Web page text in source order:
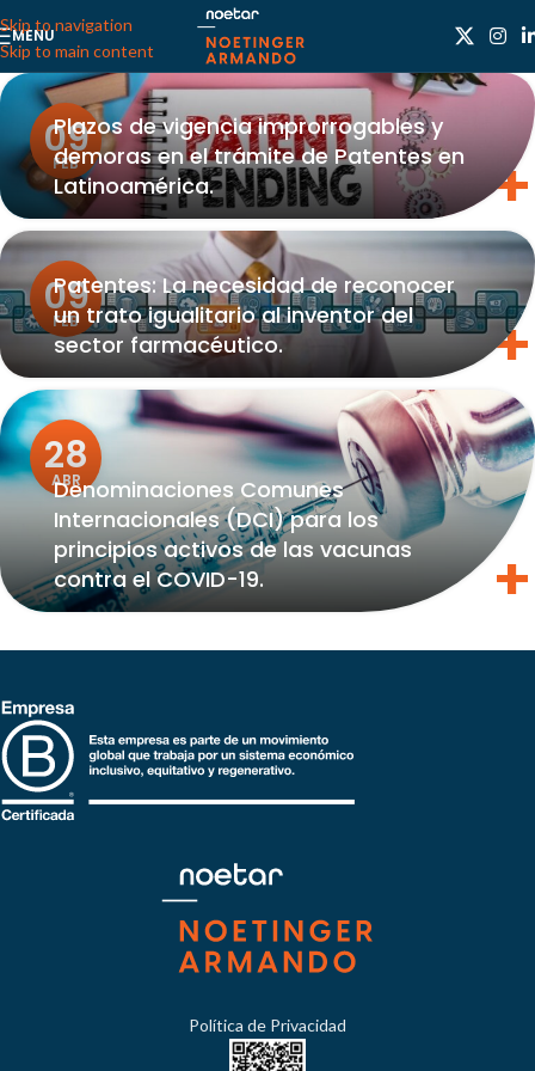
Skip to navigation
Skip to main content
MENU
09
FEB
Plazos de vigencia improrrogables y
demoras en el trámite de Patentes en
Latinoamérica.
09
FEB
Patentes: La necesidad de reconocer
un trato igualitario al inventor del
sector farmacéutico.
28
ABR
Denominaciones Comunes
Internacionales (DCI) para los
principios activos de las vacunas
contra el COVID-19.
Política de Privacidad